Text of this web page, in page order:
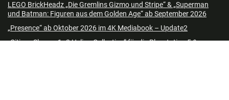
LEGO BrickHeadz „Die Gremlins Gizmo und Stripe“ & „Superman
und Batman: Figuren aus dem Golden Age“ ab September 2026
„Presence“ ab Oktober 2026 im 4K Mediabook – Update2
„Citizen Sleeper 1+2 Helion Collection“ für die Playstation 5 &